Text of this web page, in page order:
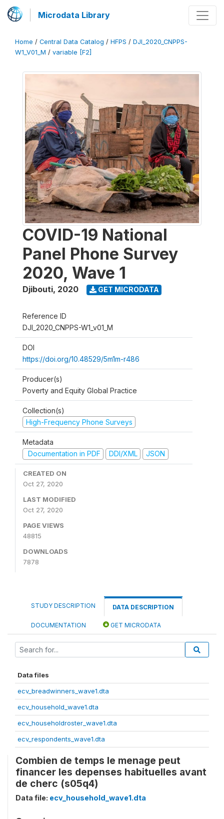
Microdata Library
Home / Central Data Catalog / HFPS / DJI_2020_CNPPS-
W1_V01_M / variable [F2]
COVID-19 National
Panel Phone Survey
2020, Wave 1
Djibouti, 2020 GET MICRODATA
Reference ID
DJI_2020_CNPPS-W1_v01_M
DOI
https://doi.org/10.48529/5m1m-r486
Producer(s)
Poverty and Equity Global Practice
Collection(s)
High-Frequency Phone Surveys
Metadata
Documentation in PDF
DDI/XML JSON
CREATED ON
Oct 27, 2020
LAST MODIFIED
Oct 27, 2020
PAGE VIEWS
48815
DOWNLOADS
7878
STUDY DESCRIPTION DATA DESCRIPTION
DOCUMENTATION GET MICRODATA
Data files
ecv_breadwinners_wave1.dta
ecv_household_wave1.dta
ecv_householdroster_wave1.dta
ecv_respondents_wave1.dta
Combien de temps le menage peut
financer les depenses habituelles avant
de cherc (s05q4)
Data file: ecv_household_wave1.dta